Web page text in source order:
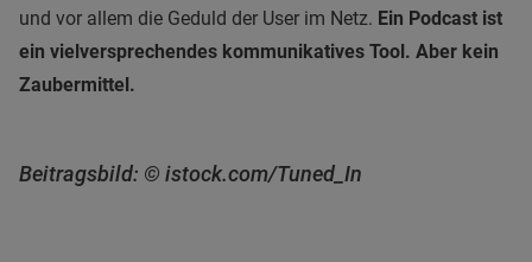
und vor allem die Geduld der User im Netz. Ein Podcast ist
ein vielversprechendes kommunikatives Tool. Aber kein
Zaubermittel.
Beitragsbild: © istock.com/Tuned_In